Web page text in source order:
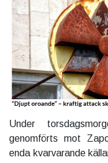
Under
genomförts mot
enda kvarvarande